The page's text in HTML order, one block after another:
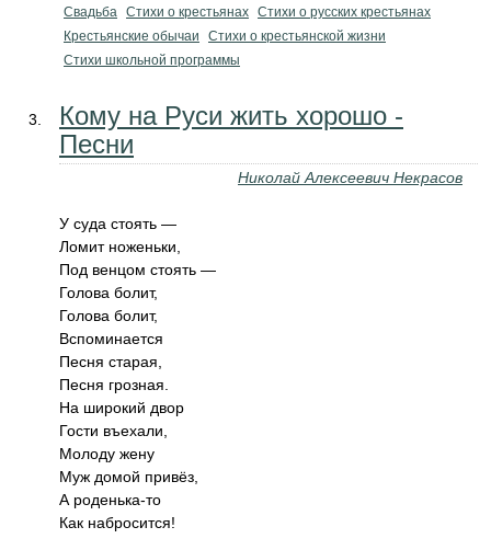
Свадьба Стихи о крестьянах Стихи о русских крестьянах
Крестьянские обычаи
Стихи о крестьянской жизни
Стихи школьной программы
Кому на Руси жить хорошо -
Песни
Николай Алексеевич Некрасов
У суда стоять —
Ломит ноженьки,
Под венцом стоять —
Голова болит,
Голова болит,
Вспоминается
Песня старая,
Песня грозная.
На широкий двор
Гости въехали,
Молоду жену
Муж домой привёз,
А роденька-то
Как набросится!